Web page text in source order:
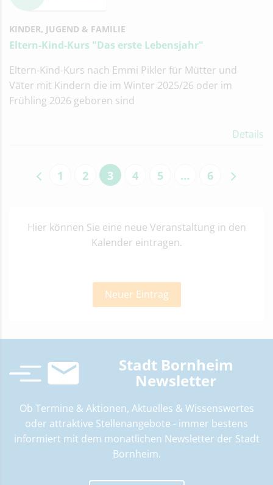
KINDER, JUGEND & FAMILIE
Eltern-Kind-Kurs "Das erste Lebensjahr"
Eltern-Kind-Kurs nach Emmi Pikler für Mütter und
Väter mit Kindern die im Winter 2025/26 oder im
Frühling 2026 geboren sind
Details
1 2 3 4 5 … 6
Hier können Sie eine neue Veranstaltung in den
Kalender eintragen.
Neuer Eintrag
Stadt Bornheim
Newsletter
Ob Termine & Aktionen, Aktuelles & Wissenswertes
oder attraktive Stellenangebote ­- immer bestens
informiert mit dem monatlichen Newsletter der Stadt
Bornheim.